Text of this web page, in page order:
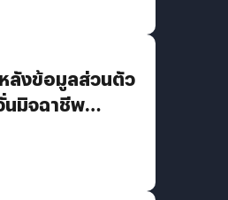
ลังข้อมูลส่วนตัว
มิจฉาชีพ
ช่แฮกเกอร์